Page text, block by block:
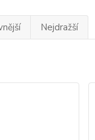
Nejdražší